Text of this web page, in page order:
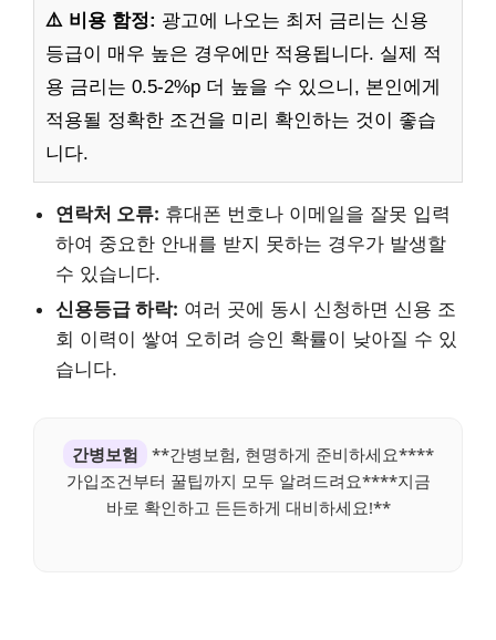
⚠️ 비용 함정: 광고에 나오는 최저 금리는 신용
등급이 매우 높은 경우에만 적용됩니다. 실제 적
용 금리는 0.5-2%p 더 높을 수 있으니, 본인에게
적용될 정확한 조건을 미리 확인하는 것이 좋습
니다.
연락처 오류: 휴대폰 번호나 이메일을 잘못 입력
하여 중요한 안내를 받지 못하는 경우가 발생할
수 있습니다.
신용등급 하락: 여러 곳에 동시 신청하면 신용 조
회 이력이 쌓여 오히려 승인 확률이 낮아질 수 있
습니다.
간병보험
**간병보험, 현명하게 준비하세요****
가입조건부터 꿀팁까지 모두 알려드려요****지금
바로 확인하고 든든하게 대비하세요!**